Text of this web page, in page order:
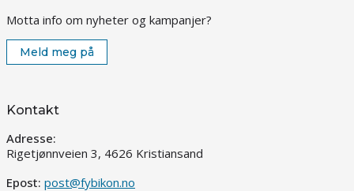
Motta info om nyheter og kampanjer?
Meld meg på
Kontakt
Adresse:
Rigetjønnveien 3, 4626 Kristiansand
Epost: post@fybikon.no